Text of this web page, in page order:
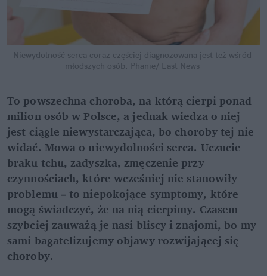
Niewydolność serca coraz częściej diagnozowana jest też wśród
młodszych osób. Phanie/ East News
To powszechna choroba, na którą cierpi ponad
milion osób w Polsce, a jednak wiedza o niej
jest ciągle niewystarczająca, bo choroby tej nie
widać. Mowa o niewydolności serca. Uczucie
braku tchu, zadyszka, zmęczenie przy
czynnościach, które wcześniej nie stanowiły
problemu – to niepokojące symptomy, które
mogą świadczyć, że na nią cierpimy. Czasem
szybciej zauważą je nasi bliscy i znajomi, bo my
sami bagatelizujemy objawy rozwijającej się
choroby.